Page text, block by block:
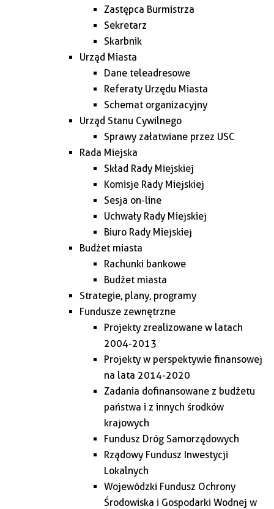
Zastępca Burmistrza
Sekretarz
Skarbnik
Urząd Miasta
Dane teleadresowe
Referaty Urzędu Miasta
Schemat organizacyjny
Urząd Stanu Cywilnego
Sprawy załatwiane przez USC
Rada Miejska
Skład Rady Miejskiej
Komisje Rady Miejskiej
Sesja on-line
Uchwały Rady Miejskiej
Biuro Rady Miejskiej
Budżet miasta
Rachunki bankowe
Budżet miasta
Strategie, plany, programy
Fundusze zewnętrzne
Projekty zrealizowane w latach
2004-2013
Projekty w perspektywie finansowej
na lata 2014-2020
Zadania dofinansowane z budżetu
państwa i z innych środków
krajowych
Fundusz Dróg Samorządowych
Rządowy Fundusz Inwestycji
Lokalnych
Wojewódzki Fundusz Ochrony
Środowiska i Gospodarki Wodnej w